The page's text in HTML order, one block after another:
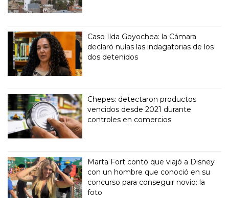
Caso Ilda Goyochea: la Cámara
declaró nulas las indagatorias de los
dos detenidos
Chepes: detectaron productos
vencidos desde 2021 durante
controles en comercios
Marta Fort contó que viajó a Disney
con un hombre que conoció en su
concurso para conseguir novio: la
foto